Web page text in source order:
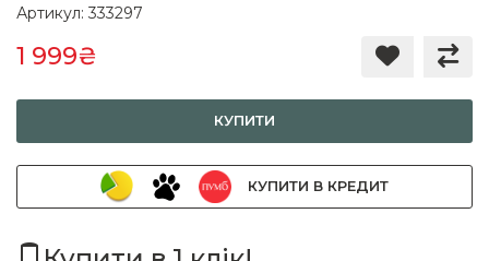
Артикул: 333297
1 999₴
КУПИТИ
КУПИТИ В КРЕДИТ